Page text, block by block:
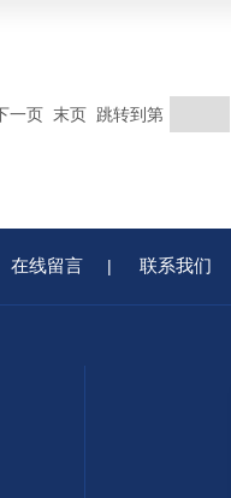
一页 末页 跳转到第
在线留言 | 联系我们